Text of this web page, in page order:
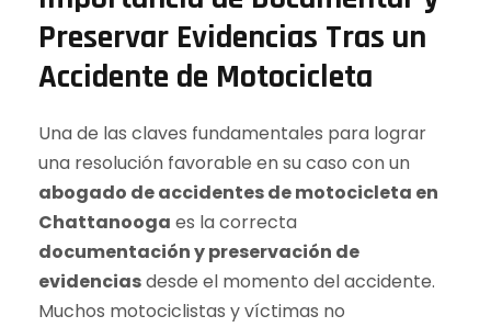
Preservar Evidencias Tras un
Accidente de Motocicleta
Una de las claves fundamentales para lograr
una resolución favorable en su caso con un
abogado de accidentes de motocicleta en
Chattanooga es la correcta
documentación y preservación de
evidenciasdesde el momento del accidente.
Muchos motociclistas y víctimas no